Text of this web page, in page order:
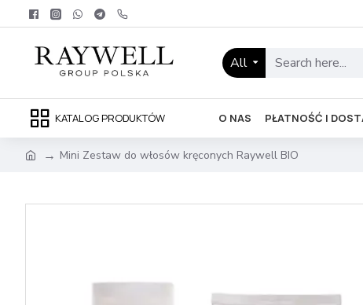
All
KATALOG PRODUKTÓW O NAS PŁATNOŚĆ I
Mini Zestaw do włosów kręconych Raywell BIO